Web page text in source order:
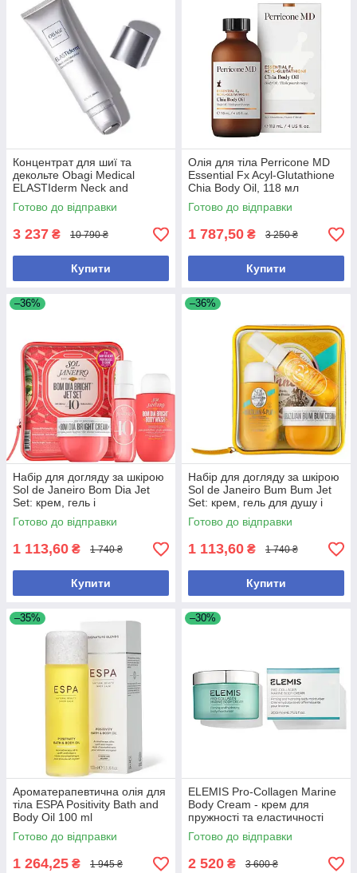
Концентрат для шиї та
декольте Obagi Medical
ELASTIderm Neck and
Decollete Concentrate, 60 мл
Готово до відправки
3 237 ₴ 10 790 ₴
Купити
Олія для тіла Perricone MD
Essential Fx Acyl-Glutathione
Chia Body Oil, 118 мл
Готово до відправки
1 787,50 ₴ 3 250 ₴
Купити
–36%
Набір для догляду за шкірою
Sol de Janeiro Bom Dia Jet
Set: крем, гель і
парфумований спрей для
зволоження та відновлення
шкіри
Готово до відправки
1 113,60 ₴ 1 740 ₴
Купити
–36%
Набір для догляду за шкірою
Sol de Janeiro Bum Bum Jet
Set: крем, гель для душу і
парфумований спрей для
зволоження та аромату
Готово до відправки
1 113,60 ₴ 1 740 ₴
Купити
–35%
Ароматерапевтична олія для
тіла ESPA Positivity Bath and
Body Oil 100 ml
Готово до відправки
1 264,25 ₴ 1 945 ₴
–30%
ELEMIS Pro-Collagen Marine
Body Cream - крем для
пружності та еластичності
тіла, 200 мл
Готово до відправки
2 520 ₴ 3 600 ₴